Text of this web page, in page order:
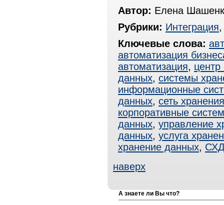
Автор: Елена
Рубрики: Интеграция
Ключевые слова:
автоматизация
автоматизация,
данных, системы
информационные
данных, сеть
корпоративные
данных, управление
данных, услуга
хранение данных,
наверх
А знаете ли Вы что?